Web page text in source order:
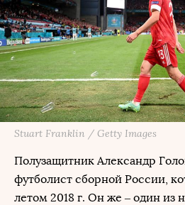
Stuart Franklin / Getty Images
Полузащитник Александр
футболист сборной России,
летом 2018 г. Он же – один из